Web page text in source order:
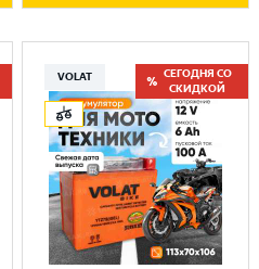
VOLAT
СЕГОДНЯ СО
СКИДКОЙ